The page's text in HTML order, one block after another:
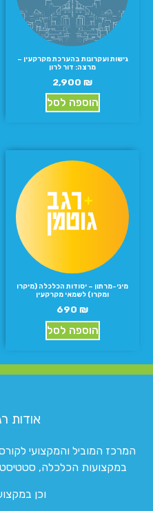
גישות ועקרונות בהערכת מקרקעין –
מרצה: דור לרון
2,900 ₪
הוספה לסל
מיני-מרתון – יסודות הכלכלה (מיקרו
ומקרו) לשמאי מקרקעין
690 ₪
הוספה לסל
אודות
במקצועות הכלכלה,
וכן